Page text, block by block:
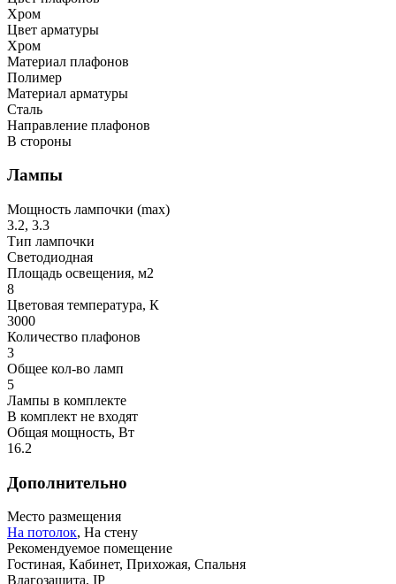
Хром
Цвет арматуры
Хром
Материал плафонов
Полимер
Материал арматуры
Сталь
Направление плафонов
В стороны
Лампы
Мощность лампочки (max)
3.2, 3.3
Тип лампочки
Светодиодная
Площадь освещения, м2
8
Цветовая температура, К
3000
Количество плафонов
3
Общее кол-во ламп
5
Лампы в комплекте
В комплект не входят
Общая мощность, Вт
16.2
Дополнительно
Место размещения
На потолок, На стену
Рекомендуемое помещение
Гостиная, Кабинет, Прихожая, Спальня
Влагозащита, IP